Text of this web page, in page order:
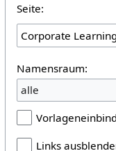
Seite:
Namensraum:
alle
Links